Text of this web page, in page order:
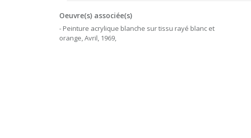
Oeuvre(s) associée(s)
- Peinture acrylique blanche sur tissu rayé blanc et
orange, Avril, 1969,